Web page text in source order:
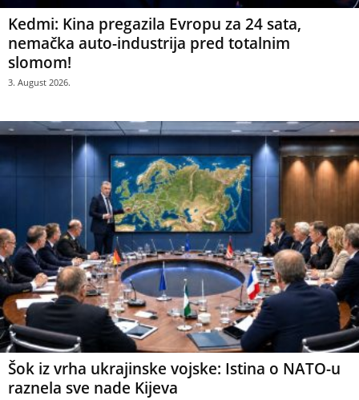
Kedmi: Kina pregazila Evropu za 24 sata,
nemačka auto-industrija pred totalnim
slomom!
3. August 2026.
Šok iz vrha ukrajinske vojske: Istina o NATO-u
raznela sve nade Kijeva